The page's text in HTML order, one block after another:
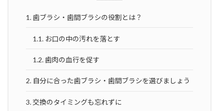
1.歯ブラシ・歯間ブラシの役割とは？
1.1. お口の中の汚れを落とす
1.2.歯肉の血行を促す
2. 自分に合った歯ブラシ・歯間ブラシを選びましょう
3.交換のタイミングも忘れずに